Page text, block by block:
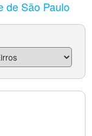
de São Paulo